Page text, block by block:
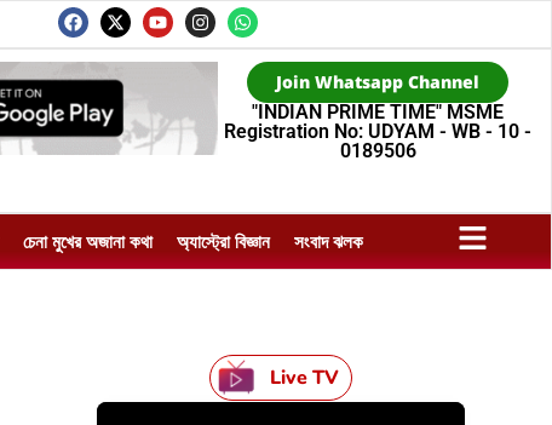
Join Whatsapp Channel
"INDIAN PRIME TIME" MSME
Registration No: UDYAM - WB - 10 -
0189506
চেনা মুখের অজানা কথা অ্যাস্ট্রো বিজ্ঞান সংবাদ ঝলক
Live TV